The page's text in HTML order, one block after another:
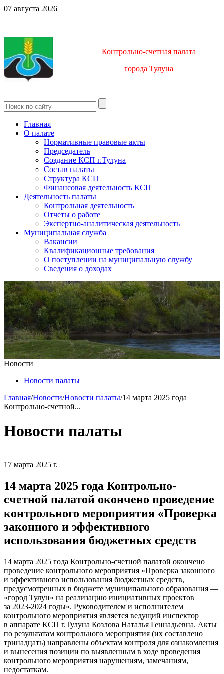
07 августа 2026
Контрольно-счетная палата
города Тулуна
Главная
О палате
Нормативные правовые акты
Председатель
Создание КСП г.Тулуна
Состав палаты
Структура КСП
Финансовая деятельность КСП
Деятельность палаты
Контрольная деятельность
Отчеты о работе
Экспертно-аналитическая деятельность
Муниципальная служба
Вакансии
Квалификационные требования
О поступлении на муниципальную службу
Сведения о доходах
Новости
Новости палаты
Главная/Новости/Новости палаты/14 марта 2025 года
Контрольно-счетной...
Новости палаты
17 марта 2025 г.
14 марта 2025 года Контрольно-
счетной палатой окончено проведение
контрольного мероприятия «Проверка
законного и эффективного
использования бюджетных средств
14 марта 2025 года Контрольно-счетной палатой окончено
проведение контрольного мероприятия «Проверка законного
и эффективного использования бюджетных средств,
предусмотренных в бюджете муниципального образования —
«город Тулун» на реализацию инициативных проектов
за 2023-2024 годы». Руководителем и исполнителем
контрольного мероприятия является ведущий инспектор
в аппарате КСП г.Тулуна Козлова Наталья Геннадьевна. Акты
по результатам контрольного мероприятия (их составлено
тринадцать) направлены объектам контроля для ознакомления
и вынесения позиции по выявленным в ходе проведения
контрольного мероприятия нарушениям, замечаниям,
недостаткам.